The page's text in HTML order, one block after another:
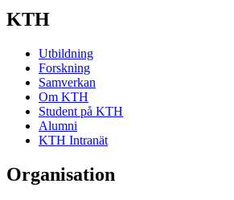
KTH
Utbildning
Forskning
Samverkan
Om KTH
Student på KTH
Alumni
KTH Intranät
Organisation